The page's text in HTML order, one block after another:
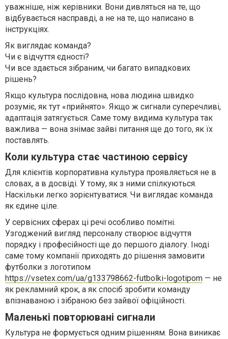
уважніше, ніж керівники. Вони дивляться на те, що
відбувається насправді, а не на те, що написано в
інструкціях.
Як виглядає команда?
Чи є відчуття єдності?
Чи все здається зібраним, чи багато випадкових
рішень?
Якщо культура послідовна, нова людина швидко
розуміє, як тут «прийнято». Якщо ж сигнали суперечливі,
адаптація затягується. Саме тому видима культура так
важлива — вона знімає зайві питання ще до того, як їх
поставлять.
Коли культура стає частиною сервісу
Для клієнтів корпоративна культура проявляється не в
словах, а в досвіді. У тому, як з ними спілкуються.
Наскільки легко зорієнтуватися. Чи виглядає команда
як єдине ціле.
У сервісних сферах ці речі особливо помітні.
Узгоджений вигляд персоналу створює відчуття
порядку і професійності ще до першого діалогу. Іноді
саме тому компанії приходять до рішення замовити
футболки з логотипом
https://vsetex.com/ua/g133798662-futbolki-logotipom — не
як рекламний крок, а як спосіб зробити команду
впізнаваною і зібраною без зайвої офіційності.
Маленькі повторювані сигнали
Культура не формується одним рішенням. Вона виникає